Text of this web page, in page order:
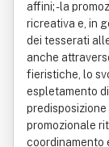
affini; - la
ricreativa e, in
dei tesserati
anche
fieristiche, lo
espletamento
promozionale
coordinamento